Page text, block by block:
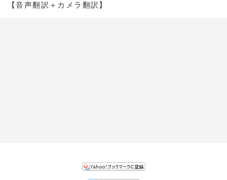
【音声翻訳＋カメラ翻訳】